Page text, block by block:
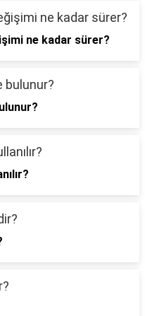
ne kadar sürer?